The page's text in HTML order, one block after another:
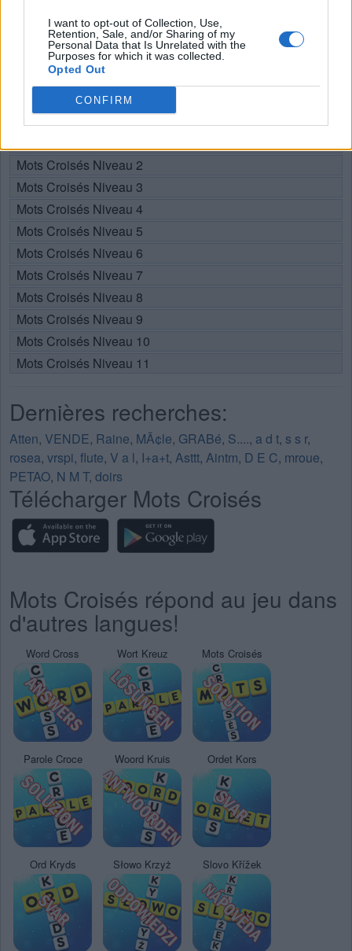
I want to opt-out of Collection, Use,
Retention, Sale, and/or Sharing of my
Personal Data that Is Unrelated with the
Purposes for which it was collected.
Opted Out
CONFIRM
puzzle:
Sélectionnez votre puzzle:
Puzzle introuvable.
Choisissez votre niveau:
Mots Croisés Niveau 2
Mots Croisés Niveau 3
Mots Croisés Niveau 4
Mots Croisés Niveau 5
Mots Croisés Niveau 6
Mots Croisés Niveau 7
Mots Croisés Niveau 8
Mots Croisés Niveau 9
Mots Croisés Niveau 10
Mots Croisés Niveau 11
Dernières recherches:
Atten, VENDE, Raine, MÃ¢le, GRABé, S...., a d t, s s r,
rosea, vrspi, flute, V a l, I+a+t, Asttt, Aintm, D E C, mroue,
PETAO, N M T, doirs
Télécharger Mots Croisés
Mots Croisés répond au jeu dans
d'autres langues!
Word Cross Wort Kreuz Mots Croisés
Parole Croce Woord Kruis Ordet Kors
Ord Kryds Słowo Krzyż Slovo Křížek